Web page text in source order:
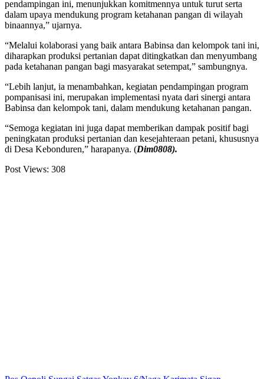
pendampingan ini, menunjukkan komitmennya untuk turut serta
dalam upaya mendukung program ketahanan pangan di wilayah
binaannya,” ujarnya.
“Melalui kolaborasi yang baik antara Babinsa dan kelompok tani ini,
diharapkan produksi pertanian dapat ditingkatkan dan menyumbang
pada ketahanan pangan bagi masyarakat setempat,” sambungnya.
“Lebih lanjut, ia menambahkan, kegiatan pendampingan program
pompanisasi ini, merupakan implementasi nyata dari sinergi antara
Babinsa dan kelompok tani, dalam mendukung ketahanan pangan.
“Semoga kegiatan ini juga dapat memberikan dampak positif bagi
peningkatan produksi pertanian dan kesejahteraan petani, khususnya
di Desa Kebonduren,” harapanya. (Dim0808).
Post Views: 308